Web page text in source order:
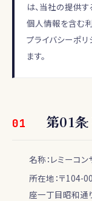
は、当社の提供
個人情報を含む
プライバシーポリ
ます。
01 第01条
名称：レミーコ
所在地：〒104-
座一丁目昭和通